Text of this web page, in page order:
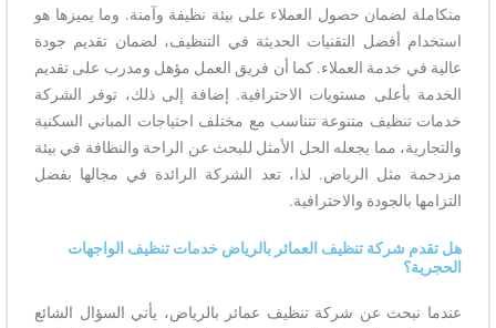
متكاملة لضمان حصول العملاء على بيئة نظيفة وآمنة. وما يميزها هو
استخدام أفضل التقنيات الحديثة في التنظيف، لضمان تقديم جودة
عالية في خدمة العملاء. كما أن فريق العمل مؤهل ومدرب على تقديم
الخدمة بأعلى مستويات الاحترافية. إضافة إلى ذلك، توفر الشركة
خدمات تنظيف متنوعة تتناسب مع مختلف احتياجات المباني السكنية
والتجارية، مما يجعله الحل الأمثل للبحث عن الراحة والنظافة في بيئة
مزدحمة مثل الرياض. لذا، تعد الشركة الرائدة في مجالها بفضل
التزامها بالجودة والاحترافية.
هل تقدم شركة تنظيف العمائر بالرياض خدمات تنظيف الواجهات
الحجرية؟
عندما نبحث عن شركة تنظيف عمائر بالرياض، يأتي السؤال الشائع